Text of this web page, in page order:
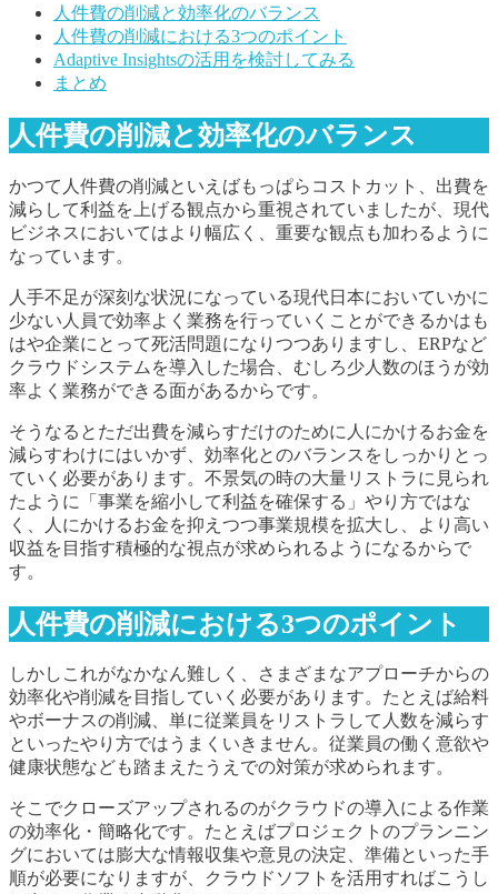
人件費の削減と効率化のバランス
人件費の削減における3つのポイント
Adaptive Insightsの活用を検討してみる
まとめ
人件費の削減と効率化のバランス
かつて人件費の削減といえばもっぱらコストカット、出費を
減らして利益を上げる観点から重視されていましたが、現代
ビジネスにおいてはより幅広く、重要な観点も加わるように
なっています。
人手不足が深刻な状況になっている現代日本においていかに
少ない人員で効率よく業務を行っていくことができるかはも
はや企業にとって死活問題になりつつありますし、ERPなど
クラウドシステムを導入した場合、むしろ少人数のほうが効
率よく業務ができる面があるからです。
そうなるとただ出費を減らすだけのために人にかけるお金を
減らすわけにはいかず、効率化とのバランスをしっかりとっ
ていく必要があります。不景気の時の大量リストラに見られ
たように「事業を縮小して利益を確保する」やり方ではな
く、人にかけるお金を抑えつつ事業規模を拡大し、より高い
収益を目指す積極的な視点が求められるようになるからで
す。
人件費の削減における3つのポイント
しかしこれがなかなん難しく、さまざまなアプローチからの
効率化や削減を目指していく必要があります。たとえば給料
やボーナスの削減、単に従業員をリストラして人数を減らす
といったやり方ではうまくいきません。従業員の働く意欲や
健康状態なども踏まえたうえでの対策が求められます。
そこでクローズアップされるのがクラウドの導入による作業
の効率化・簡略化です。たとえばプロジェクトのプランニン
グにおいては膨大な情報収集や意見の決定、準備といった手
順が必要になりますが、クラウドソフトを活用すればこうし